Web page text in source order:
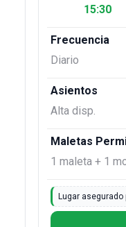
15:30
Diario
Alta disp.
1 maleta + 1
Lugar asegurado